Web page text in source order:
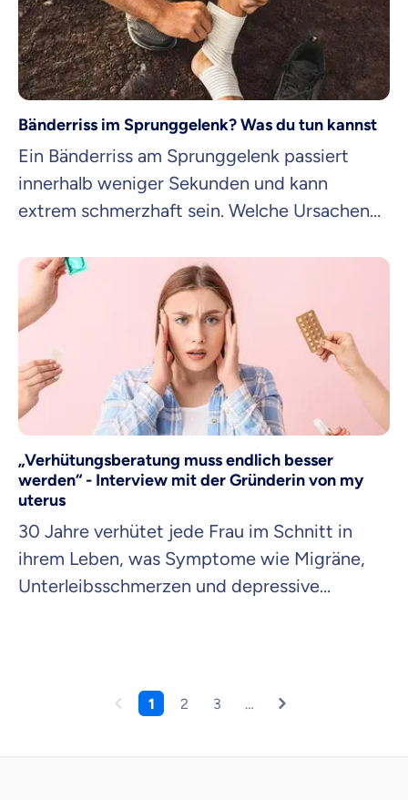
erfährt du hier.
Bänderriss im Sprunggelenk? Was du tun kannst
Ein Bänderriss am Sprunggelenk passiert
innerhalb weniger Sekunden und kann
extrem schmerzhaft sein. Welche Ursachen
welche Behandlungsmethoden Linderung
verschaffen, verraten wir dir in diesem
Artikel.
„Verhütungsberatung muss endlich besser
werden“ - Interview mit der Gründerin von my
uterus
30 Jahre verhütet jede Frau im Schnitt in
ihrem Leben, was Symptome wie Migräne,
Unterleibsschmerzen und depressive
Fries, Gründerin von myuterus. Sie will das
ändern. Wie, sagt sie uns im Interview.
1 2 3 …